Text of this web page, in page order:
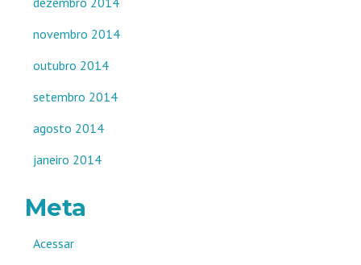
novembro 2014
outubro 2014
setembro 2014
agosto 2014
janeiro 2014
Meta
Acessar